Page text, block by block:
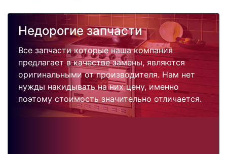
Недорогие запчасти
Все запчасти которые наша компания
предлагает в качестве замены, являются
оригинальными от производителя. Нам нет
нужды накидывать на них цену, именно
поэтому стоимость значительно отличается.